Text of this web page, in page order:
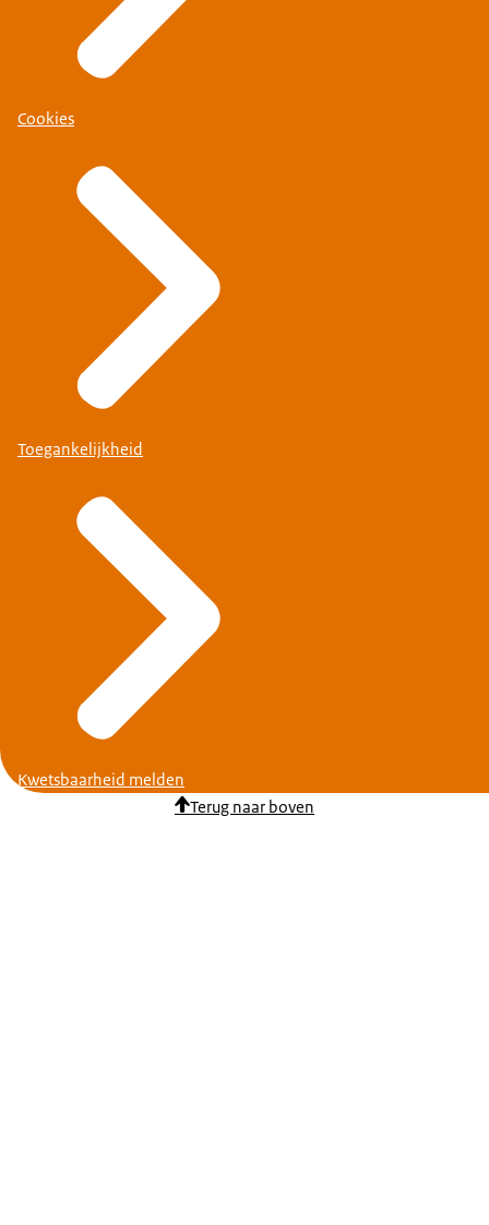
Cookies
Toegankelijkheid
Kwetsbaarheid melden
Terug naar boven